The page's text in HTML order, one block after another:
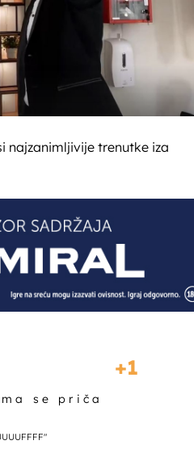
najzanimljivije trenutke iza
1
se priča